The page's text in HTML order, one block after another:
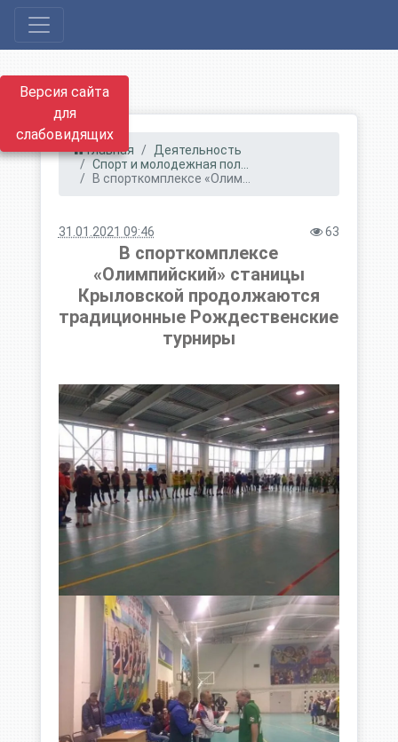
Версия сайта
для
слабовидящих
Главная
Деятельность
Спорт и молодежная пол...
В спорткомплексе «Олим...
31.01.2021 09:46 63
В спорткомплексе
«Олимпийский» станицы
Крыловской продолжаются
традиционные Рождественские
турниры